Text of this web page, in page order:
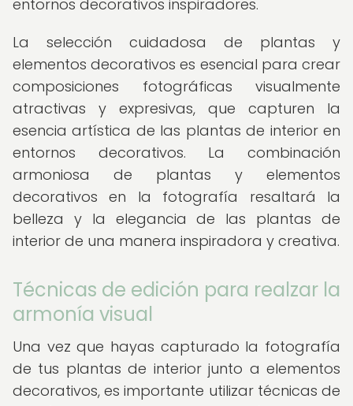
entornos decorativos inspiradores.
La selección cuidadosa de plantas y
elementos decorativos es esencial para crear
composiciones fotográficas visualmente
atractivas y expresivas, que capturen la
esencia artística de las plantas de interior en
entornos decorativos. La combinación
armoniosa de plantas y elementos
decorativos en la fotografía resaltará la
belleza y la elegancia de las plantas de
interior de una manera inspiradora y creativa.
Técnicas de edición para realzar la
armonía visual
Una vez que hayas capturado la fotografía
de tus plantas de interior junto a elementos
decorativos, es importante utilizar técnicas de